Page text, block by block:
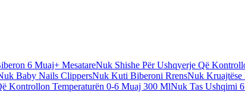
6 Muaj+ MesatareNuk Shishe Për Ushqyerje Që
Baby Nails ClippersNuk Kuti Biberoni RrensNuk Kruajtëse
Kontrollon Temperaturën 0-6 Muaj 300 MlNuk Tas Ushqimi